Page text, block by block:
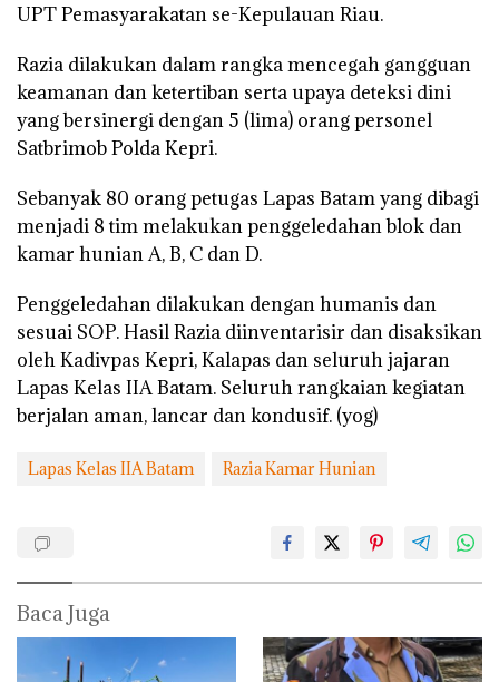
UPT Pemasyarakatan se-Kepulauan Riau.
Razia dilakukan dalam rangka mencegah gangguan
keamanan dan ketertiban serta upaya deteksi dini
yang bersinergi dengan 5 (lima) orang personel
Satbrimob Polda Kepri.
Sebanyak 80 orang petugas Lapas Batam yang dibagi
menjadi 8 tim melakukan penggeledahan blok dan
kamar hunian A, B, C dan D.
Penggeledahan dilakukan dengan humanis dan
sesuai SOP. Hasil Razia diinventarisir dan disaksikan
oleh Kadivpas Kepri, Kalapas dan seluruh jajaran
Lapas Kelas IIA Batam. Seluruh rangkaian kegiatan
berjalan aman, lancar dan kondusif. (yog)
Lapas Kelas IIA Batam Razia Kamar Hunian
Baca Juga